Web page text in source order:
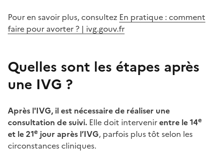
Pour en savoir plus, consultez En pratique : comment
faire pour avorter ? | ivg.gouv.fr
Quelles sont les étapes après
une IVG ?
Après l'IVG, il est nécessaire de réaliser une
consultation de suivi. Elle doit intervenirentre le 14e
et le 21e jour après l’IVG, parfois plus tôt selon les
circonstances cliniques.